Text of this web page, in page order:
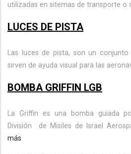
utilizadas en sitemas de transporte o
LUCES DE PISTA
Las luces de pista, son un
sirven de ayuda visual para las
BOMBA GRIFFIN LGB
La Griffin es una bomba guiada
División de Misiles de Israel
más